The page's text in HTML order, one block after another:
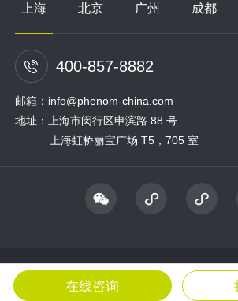
上海 北京 广州 成都
400-857-8882
邮箱：info@phenom-china.com
地址：上海市闵行区申滨路 88 号
上海虹桥丽宝广场 T5，705 室
@ 2022 复纳科学仪器(上海) 有限公司 飞纳
备12015467号-1
在线咨询